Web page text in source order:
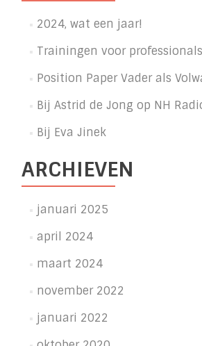
2024, wat een jaar!
Trainingen voor professionals
Position Paper Vader als
Bij Astrid de Jong op NH
Bij Eva Jinek
ARCHIEVEN
januari 2025
april 2024
maart 2024
november 2022
januari 2022